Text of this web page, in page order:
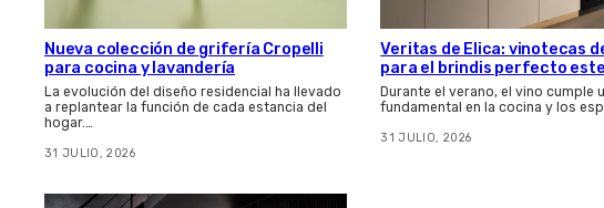
Nueva colección de grifería Cropelli
para cocina y lavandería
La evolución del diseño residencial ha llevado
a replantear la función de cada estancia del
hogar.…
31 JULIO, 2026
Veritas de Elica: vinotecas
para el brindis perfecto
Durante el verano, el vino cumple
fundamental en la cocina y los
31 JULIO, 2026